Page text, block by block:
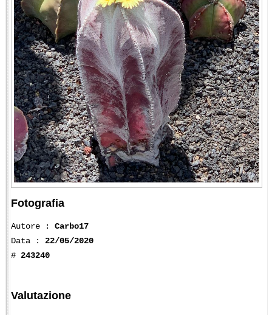
Fotografia
Autore : Carbo17
Data : 22/05/2020
# 243240
Valutazione